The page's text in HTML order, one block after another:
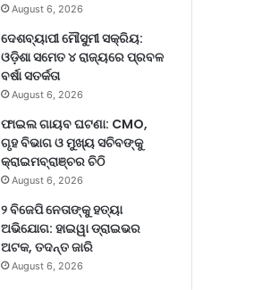
August 6, 2026
ଦେଶବ୍ୟାପୀ ମୌସୁମୀ ସକ୍ରିୟ:
ଓଡ଼ିଶା ସମେତ ୪ ରାଜ୍ୟରେ ପ୍ରବଳ
ବର୍ଷା ସତର୍କତା
August 6, 2026
ଫାଇଲ ଗାୟବ ଘଟଣା: CMO,
ଗୃହ ବିଭାଗ ଓ ମୁଖ୍ୟ ସଚିବଙ୍କୁ
କ୍ରାଇମବ୍ରାଞ୍ଚର ଚିଠି
August 6, 2026
୨ ବିଜେପି ନେତାଙ୍କୁ ହତ୍ୟା
ଅଭିଯୋଗ: ହାଇୱା ଡ୍ରାଇଭର
ଅଟକ, ତଦନ୍ତ ଜାରି
August 6, 2026